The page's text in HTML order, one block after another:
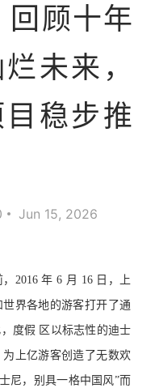
回顾十年
未来，
稳步推
Jun 15, 2026
2016 年 6 月 16 日，上
界各地的游客打开了通
度假 区以标志性的迪士
上亿游客创造了无数欢
尼，别具一格中国风”而